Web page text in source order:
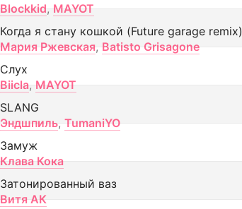
Blockkid, MAYOT
Когда я стану кошкой (Future garage remix)
Мария Ржевская, Batisto Grisagone
Слух
Biicla, MAYOT
SLANG
Эндшпиль, TumaniYO
Замуж
Клава Кока
Затонированный ваз
Витя АК